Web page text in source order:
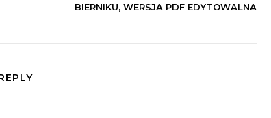
BIERNIKU, WERSJA PDF EDYTOWALNA